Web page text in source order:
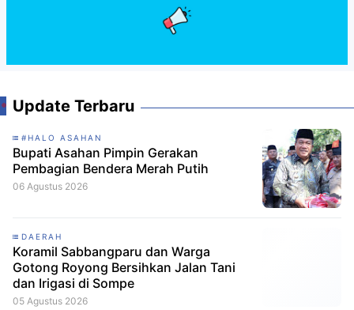
Update Terbaru
#HALO ASAHAN
Bupati Asahan Pimpin Gerakan
Pembagian Bendera Merah Putih
06 Agustus 2026
DAERAH
Koramil Sabbangparu dan Warga
Gotong Royong Bersihkan Jalan Tani
dan Irigasi di Sompe
05 Agustus 2026